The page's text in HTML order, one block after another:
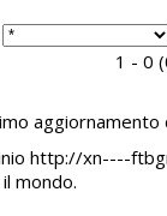
1 - 0
http://xn----
mondo.